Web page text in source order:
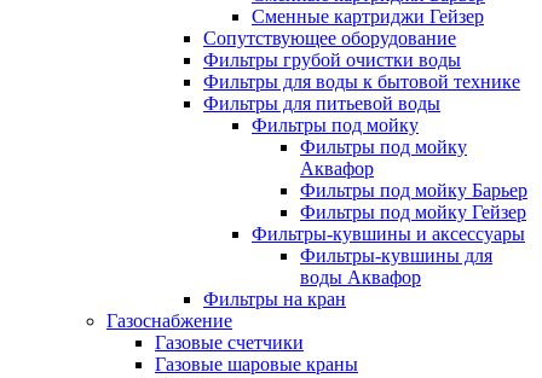
Сменные картриджи Гейзер
Сопутствующее оборудование
Фильтры грубой очистки воды
Фильтры для воды к бытовой технике
Фильтры для питьевой воды
Фильтры под мойку
Фильтры под мойку
Аквафор
Фильтры под мойку Барьер
Фильтры под мойку Гейзер
Фильтры-кувшины и аксессуары
Фильтры-кувшины для
воды Аквафор
Фильтры на кран
Газоснабжение
Газовые счетчики
Газовые шаровые краны